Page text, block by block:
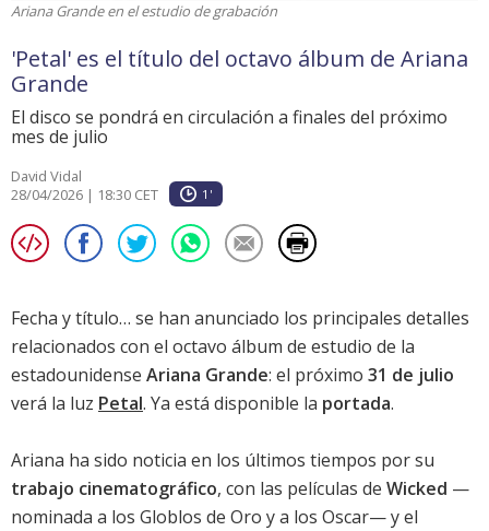
Ariana Grande en el estudio de grabación
'Petal' es el título del octavo álbum de Ariana
Grande
El disco se pondrá en circulación a finales del próximo
mes de julio
David Vidal
28/04/2026 | 18:30 CET
1'
Fecha y título… se han anunciado los principales detalles
relacionados con el octavo álbum de estudio de la
estadounidense Ariana Grande: el próximo 31 de julio
verá la luz Petal. Ya está disponible la portada.
Ariana ha sido noticia en los últimos tiempos por su
trabajo cinematográfico, con las películas de Wicked —
nominada a los Globlos de Oro y a los Oscar— y el